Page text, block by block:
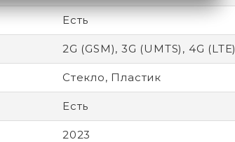
Есть
2G (GSM), 3G (UMTS), 4G (LTE)
Стекло, Пластик
Есть
2023